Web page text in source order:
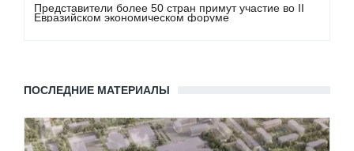
Представители более 50 стран примут участие во II
Евразийском экономическом форуме
ПОСЛЕДНИЕ МАТЕРИАЛЫ